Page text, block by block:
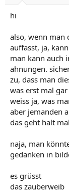
hi
also, wenn man
auffasst, ja,
man kann auch
ahnungen.
zu, dass man
was erst mal
weiss ja, was
aber jemanden
das geht halt
naja, man
gedanken in
es grüsst
das zauberweib